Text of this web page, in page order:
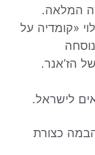
המלאה.
בגלוי «קומדיה על
הז’אנר.
לישראל.
אחרי 2022: הבמה כצורת